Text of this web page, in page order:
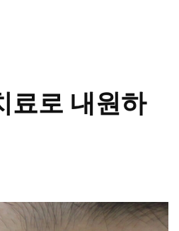
료로 내원하